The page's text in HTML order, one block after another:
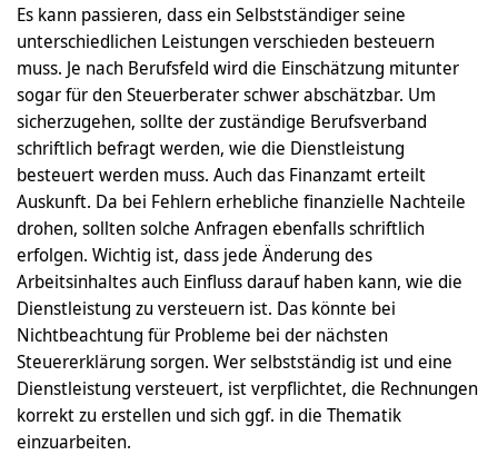
Es kann passieren, dass ein Selbstständiger seine
unterschiedlichen Leistungen verschieden besteuern
muss. Je nach Berufsfeld wird die Einschätzung mitunter
sogar für den Steuerberater schwer abschätzbar. Um
sicherzugehen, sollte der zuständige Berufsverband
schriftlich befragt werden, wie die Dienstleistung
besteuert werden muss. Auch das Finanzamt erteilt
Auskunft. Da bei Fehlern erhebliche finanzielle Nachteile
drohen, sollten solche Anfragen ebenfalls schriftlich
erfolgen. Wichtig ist, dass jede Änderung des
Arbeitsinhaltes auch Einfluss darauf haben kann, wie die
Dienstleistung zu versteuern ist. Das könnte bei
Nichtbeachtung für Probleme bei der nächsten
Steuererklärung sorgen. Wer selbstständig ist und eine
Dienstleistung versteuert, ist verpflichtet, die Rechnungen
korrekt zu erstellen und sich ggf. in die Thematik
einzuarbeiten.